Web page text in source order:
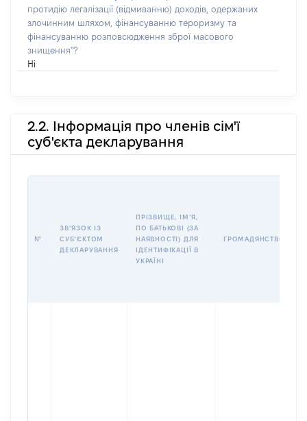
протидію легалізації (відмиванню) доходів, одержаних
злочинним шляхом, фінансуванню тероризму та
фінансуванню розповсюдження зброї масового
знищення"?
Ні
2.2. Інформація про членів сім'ї
суб'єкта декларування
№
ЗВʼЯЗОК ІЗ
СУБʼЄКТОМ
ДЕКЛАРУВАННЯ
ПРІЗВИЩЕ, ІМʼЯ,
ПО БАТЬКОВІ (ЗА
НАЯВНОСТІ) ДЛЯ
ІДЕНТИФІКАЦІЇ В
УКРАЇНІ
ГРОМАДЯНСТВО